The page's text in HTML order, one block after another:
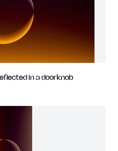
in a doorknob